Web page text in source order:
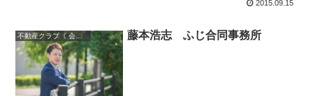
2015.09.15
藤本浩志 ふじ合同事務所